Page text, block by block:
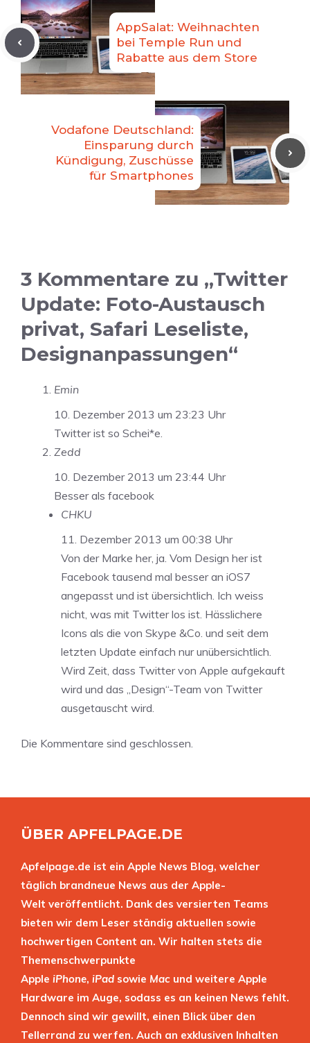
AppSalat: Weihnachten
bei Temple Run und
Rabatte aus dem Store
Vodafone Deutschland:
Einsparung durch
Kündigung, Zuschüsse
für Smartphones
3 Kommentare zu „Twitter
Update: Foto-Austausch
privat, Safari Leseliste,
Designanpassungen“
Emin
10. Dezember 2013 um 23:23 Uhr
Twitter ist so Schei*e.
Zedd
10. Dezember 2013 um 23:44 Uhr
Besser als facebook
CHKU
11. Dezember 2013 um 00:38 Uhr
Von der Marke her, ja. Vom Design her ist
Facebook tausend mal besser an iOS7
angepasst und ist übersichtlich. Ich weiss
nicht, was mit Twitter los ist. Hässlichere
Icons als die von Skype &Co. und seit dem
letzten Update einfach nur unübersichtlich.
Wird Zeit, dass Twitter von Apple aufgekauft
wird und das „Design“-Team von Twitter
ausgetauscht wird.
Die Kommentare sind geschlossen.
ÜBER APFELPAGE.DE
Apfelpage.de ist ein Apple News Blog, welcher
täglich brandneue News aus der Apple-
Welt veröffentlicht. Dank des versierten Teams
bieten wir dem Leser ständig aktuellen sowie
hochwertigen Content an. Wir halten stets die
Themenschwerpunkte
Apple iPhone, iPad sowie Mac und weitere Apple
Hardware im Auge, sodass es an keinen News fehlt.
Dennoch sind wir gewillt, einen Blick über den
Tellerrand zu werfen. Auch an exklusiven Inhalten